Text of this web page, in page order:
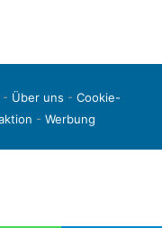
- Über uns - Cookie-
- Werbung